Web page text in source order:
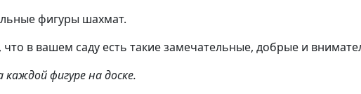
фигуры шахмат.
в вашем саду есть такие замечательные, добрые и
фигуре на доске.